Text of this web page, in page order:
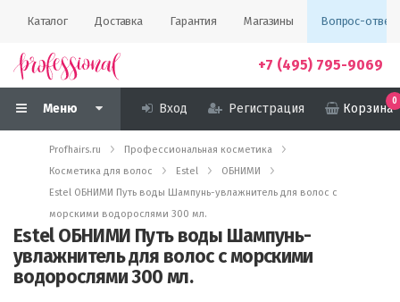
Каталог Доставка Гарантия Магазины Вопрос-ответ
+7 (495) 795-9069
Меню Вход Регистрация Корзина
0
Profhairs.ru
Профессиональная косметика
Косметика для волос
Estel
ОБНИМИ
Estel ОБНИМИ Путь воды Шампунь-увлажнитель для волос с
морскими водорослями 300 мл.
Estel ОБНИМИ Путь воды Шампунь-
увлажнитель для волос с морскими
водорослями 300 мл.